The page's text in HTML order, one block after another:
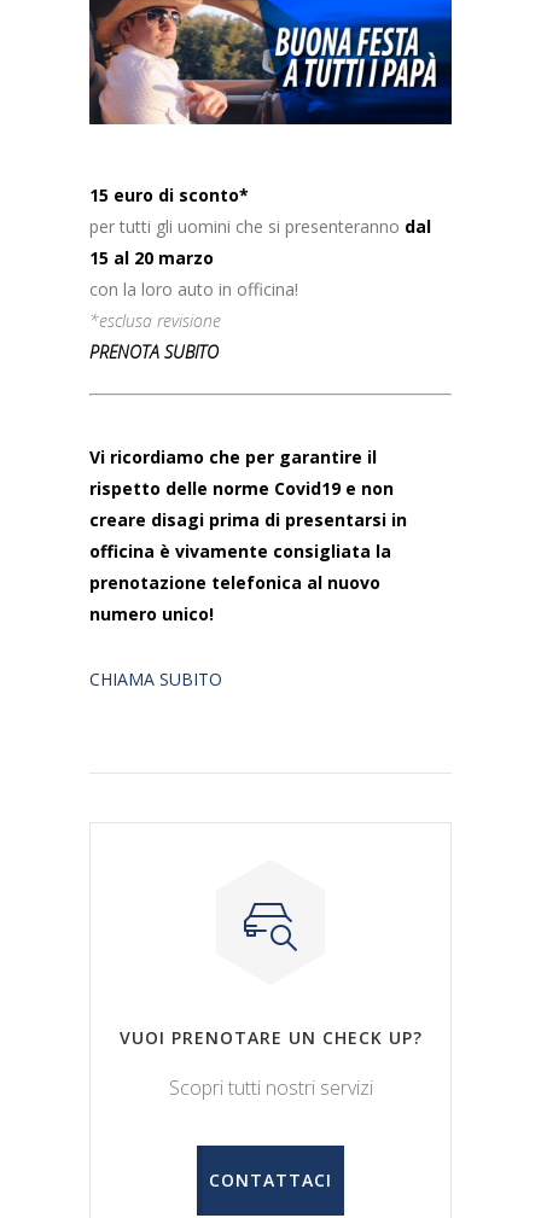
15 euro di sconto*
per tutti gli uomini che si presenteranno dal
15 al 20 marzo
con la loro auto in officina!
*esclusa revisione
PRENOTA SUBITO
Vi ricordiamo che per garantire il
rispetto delle norme Covid19 e non
creare disagi prima di presentarsi in
officina è vivamente consigliata la
prenotazione telefonica al nuovo
numero unico!
CHIAMA SUBITO
VUOI PRENOTARE UN CHECK UP?
Scopri tutti nostri servizi
CONTATTACI